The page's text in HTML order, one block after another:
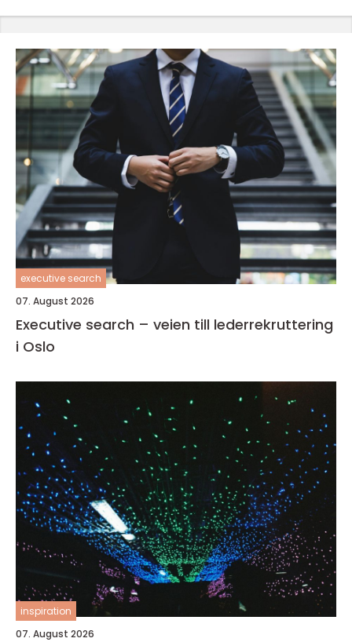
executive search
07. August 2026
Executive search – veien till lederrekruttering
i Oslo
inspiration
07. August 2026